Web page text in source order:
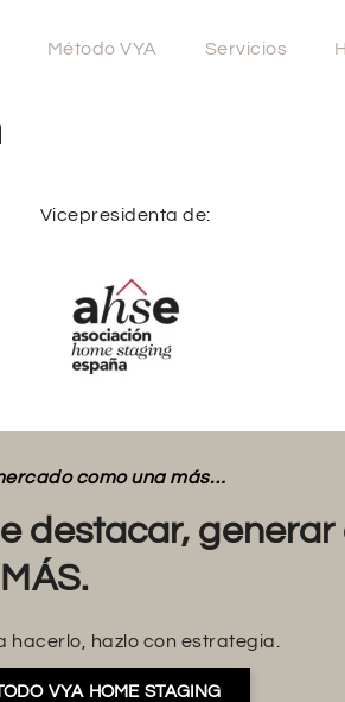
Método VYA Servicios
Vicepresidenta de:
como una más…
destacar, generar
hacerlo, hazlo con estrategia.
VYA HOME STAGING